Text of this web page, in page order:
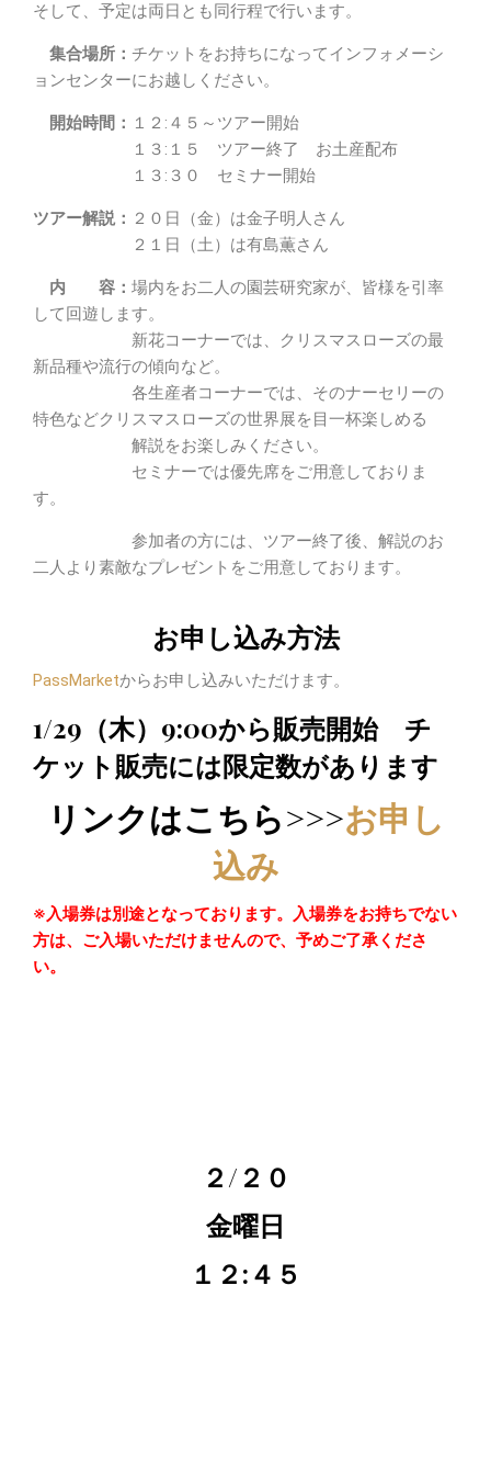
そして、予定は両日とも同行程で行います。
集合場所： チケットをお持ちになってインフォメーシ
ョンセンターにお越しください。
開始時間： １２:４５～ツアー開始
１３:１５ ツアー終了 お土産配布
１３:３０ セミナー開始
ツアー解説： ２０日（金）は金子明人さん
２１日（土）は有島薫さん
内 容： 場内をお二人の園芸研究家が、皆様を引率
して回遊します。
新花コーナーでは、クリスマスローズの最
新品種や流行の傾向など。
各生産者コーナーでは、そのナーセリーの
特色などクリスマスローズの世界展を目一杯楽しめる
解説をお楽しみください。
セミナーでは優先席をご用意しておりま
す。
参加者の方には、ツアー終了後、解説のお
二人より素敵なプレゼントをご用意しております。
お申し込み方法
PassMarketからお申し込みいただけます。
1/29（木）9:00から販売開始 チ
ケット販売には限定数があります
リンクはこちら>>>お申し
込み
※入場券は別途となっております。入場券をお持ちでない
方は、ご入場いただけませんので、予めご了承くださ
い。
２/２０
金曜日
１２:４５